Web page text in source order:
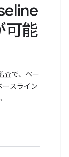
可能
査で、ペー
ースライン